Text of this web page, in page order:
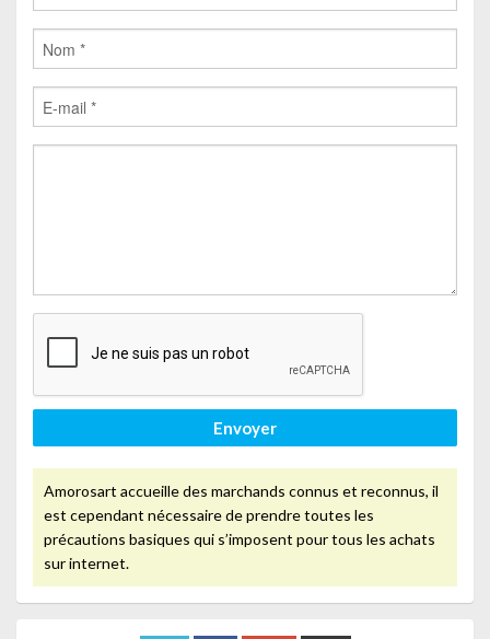
Envoyer
Amorosart accueille des marchands connus et reconnus, il
est cependant nécessaire de prendre toutes les
précautions basiques qui s’imposent pour tous les achats
sur internet.